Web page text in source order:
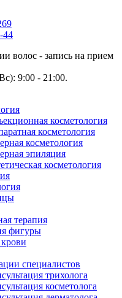
44
9:00 - 21:00.
косметология
косметология
косметология
эпиляция
косметология
терапия
фигуры
специалистов
трихолога
косметолога